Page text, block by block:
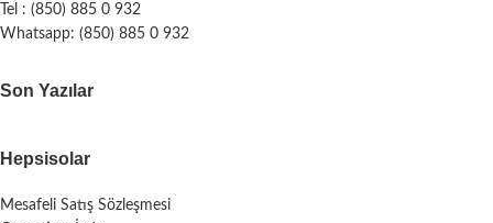
Tel : (850) 885 0 932
Whatsapp: (850) 885 0 932
Son Yazılar
Hepsisolar
Mesafeli Satış Sözleşmesi